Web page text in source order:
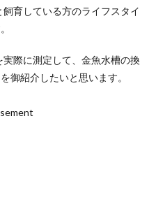
育している方のライフスタイ
際に測定して、金魚水槽の換
御紹介したいと思います。